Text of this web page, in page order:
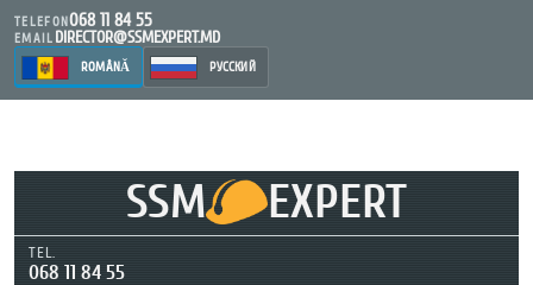
TELEFON068 11 84 55
EMAIL DIRECTOR@SSMEXPERT.MD
ROMÂNĂ РУССКИЙ
SSM EXPERT
TEL.
068 11 84 55